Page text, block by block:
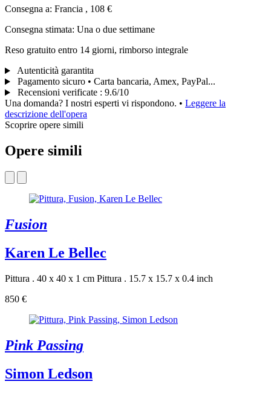
Consegna a: Francia , 108 €
Consegna stimata: Una o due settimane
Reso gratuito entro 14 giorni, rimborso integrale
Autenticità garantita
Pagamento sicuro • Carta bancaria, Amex, PayPal...
Recensioni verificate : 9.6/10
Una domanda? I nostri esperti vi rispondono. • Leggere la
descrizione dell'opera
Scoprire opere simili
Opere simili
Fusion
Karen Le Bellec
Pittura . 40 x 40 x 1 cm Pittura . 15.7 x 15.7 x 0.4 inch
850 €
Pink Passing
Simon Ledson